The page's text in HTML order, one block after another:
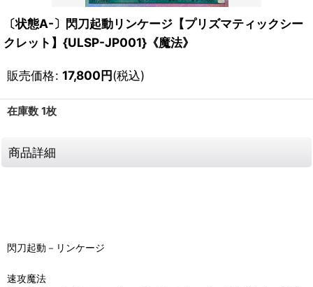
〔状態A-〕閃刀起動リンケージ【プリズマティックシー
クレット】{ULSP-JP001}《魔法》
販売価格: 17,800円(税込)
在庫数 1枚
商品詳細
閃刀起動－リンケージ
速攻魔法